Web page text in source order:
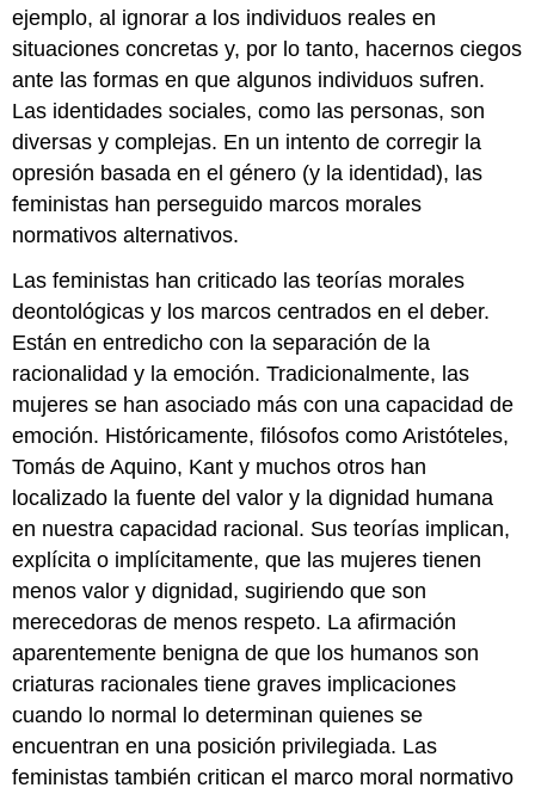
ejemplo, al ignorar a los individuos reales en
situaciones concretas y, por lo tanto, hacernos ciegos
ante las formas en que algunos individuos sufren.
Las identidades sociales, como las personas, son
diversas y complejas. En un intento de corregir la
opresión basada en el género (y la identidad), las
feministas han perseguido marcos morales
normativos alternativos.
Las feministas han criticado las teorías morales
deontológicas y los marcos centrados en el deber.
Están en entredicho con la separación de la
racionalidad y la emoción. Tradicionalmente, las
mujeres se han asociado más con una capacidad de
emoción. Históricamente, filósofos como Aristóteles,
Tomás de Aquino, Kant y muchos otros han
localizado la fuente del valor y la dignidad humana
en nuestra capacidad racional. Sus teorías implican,
explícita o implícitamente, que las mujeres tienen
menos valor y dignidad, sugiriendo que son
merecedoras de menos respeto. La afirmación
aparentemente benigna de que los humanos son
criaturas racionales tiene graves implicaciones
cuando lo normal lo determinan quienes se
encuentran en una posición privilegiada. Las
feministas también critican el marco moral normativo